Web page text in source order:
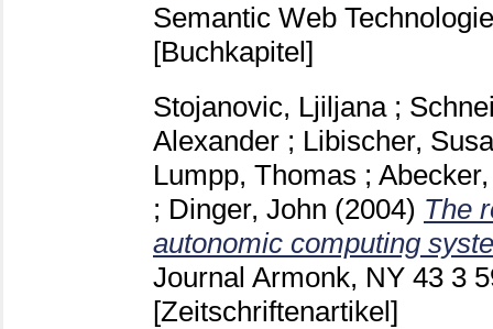
Semantic Web
[Buchkapitel]
Stojanovic, Ljiljana;
Alexander ; Libischer,
Lumpp, Thomas ;
; Dinger, John (2004) The
autonomic computing
Journal Armonk, NY 43 3
[Zeitschriftenartikel]